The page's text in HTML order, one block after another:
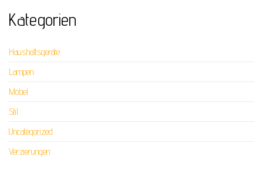
Kategorien
Haushaltsgeräte
Lampen
Möbel
Stil
Uncategorized
Verzierungen